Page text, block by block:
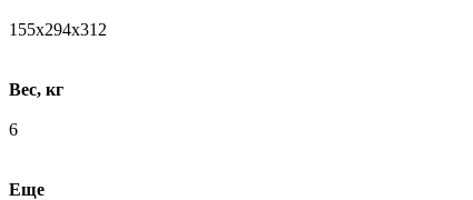
155х294х312
Вес, кг
6
Еще